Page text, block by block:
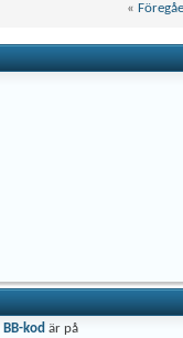
«
BB-kod är på